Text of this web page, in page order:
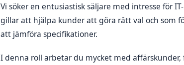
Vi söker en entusiastisk säljare med intresse för
gillar att hjälpa kunder att göra rätt val och som
att jämföra specifikationer.
I denna roll arbetar du mycket med